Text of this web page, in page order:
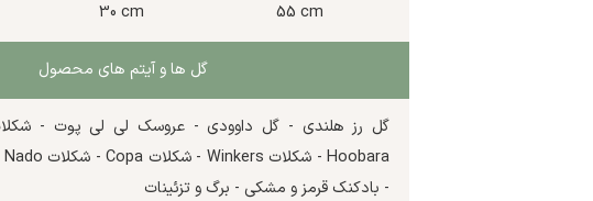
30 cm 55 cm
گل ها و آیتم های محصول
- بادکنک قرمز و مشکی - برگ و تزئینات